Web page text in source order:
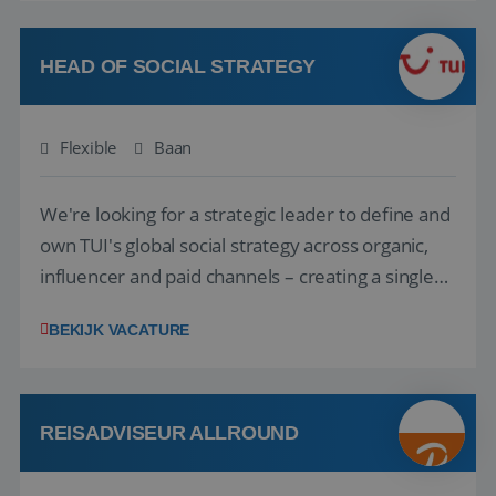
deze onderdelen zijn nu samen gevoegd...
HEAD OF SOCIAL STRATEGY
Flexible Baan
We're looking for a strategic leader to define and
own TUI's global social strategy across organic,
influencer and paid channels – creating a single
locally. The role will be published until 18 August
Attractive remuneration, discre...
BEKIJK VACATURE
REISADVISEUR ALLROUND